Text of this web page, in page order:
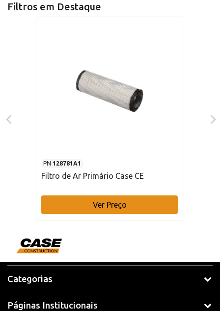
Filtros em Destaque
PN 128781A1
Filtro de Ar Primário Case CE
Ver Preço
Categorias
Páginas Institucionais